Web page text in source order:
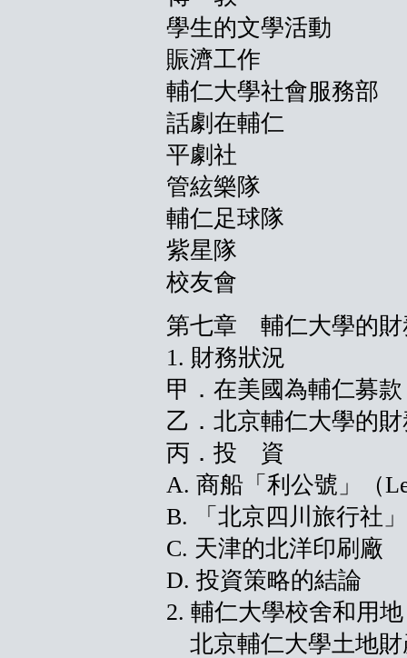
學生的文學活動
賑濟工作
輔仁大學社會服務部
話劇在輔仁
平劇社
管絃樂隊
輔仁足球隊
紫星隊
校友會
第七章 輔仁大學的財
1. 財務狀況
甲．在美國為輔仁募款
乙．北京輔仁大學的
丙．投 資
A. 商船「利公號」（
B. 「北京四川旅行社」
C. 天津的北洋印刷廠
D. 投資策略的結論
2. 輔仁大學校舍和用地
北京輔仁大學土地財